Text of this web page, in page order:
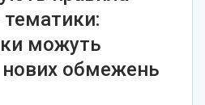
можуть
обмежень